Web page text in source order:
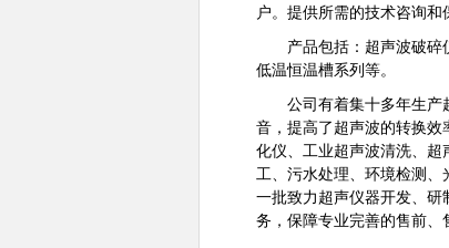
户。提供所需的技术咨询和
产品包括：超声波破碎仪
低温恒温槽系列等。
公司有着集十多年生产超
音，提高了超声波的转换
化仪、工业超声波清洗、
工、污水处理、环境检测、
一批致力超声仪器开发、
务，保障专业完善的售前、